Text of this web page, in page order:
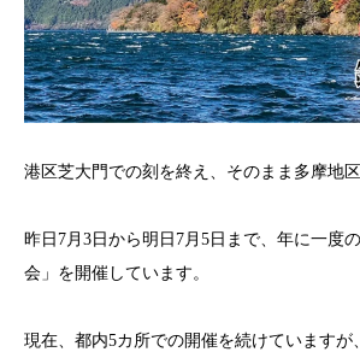
港区芝大門での刻を終え、そのまま多摩地
昨日7月3日から明日7月5日まで、年に一度
会」を開催しています。
現在、都内5カ所での開催を続けていますが